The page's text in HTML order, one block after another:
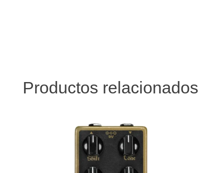
Productos relacionados